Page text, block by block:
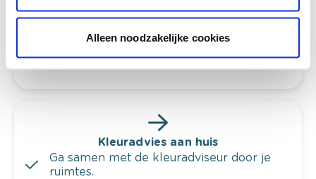
Alleen noodzakelijke cookies
te verfijnen.
Krijg persoonlijk advies om kleuren te
combineren.
Kleuradvies aan huis
Ga samen met de kleuradviseur door je
ruimtes.